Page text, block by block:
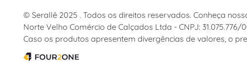
© Serallê 2025 . Todos os direitos reservados. Conheça
Norte Velho Comércio de Calçados Ltda - CNPJ:
Caso os produtos apresentem divergências de valores, o